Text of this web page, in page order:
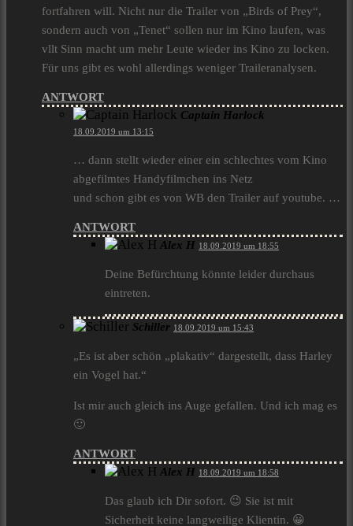
fortfahren will. Nicht nur die Trailer von „Birds of Prey“,
sondern auch von „Tenet“ sollen nur im Kino laufen, was
vllt Sinn macht um mehr Leute wieder ins Kino zu locken.
Für uns gibt es wohl allerdings weniger Traileranalysen.
ANTWORT
Captain Harlock
18.09.2019 um 13:15
… dann stellt wieder einer ein schlechtes vom Kino
abgefilmtes Handyfilmchen ins Netz
und schon gibt es von WB den Trailer auf youtube. …
ANTWORT
Alex H 18.09.2019 um 18:55
Deine Befürchtung könnte leider durchaus
eintreten.
Schiller 18.09.2019 um 15:43
„Es ist aber schön „plakativ“ dargestellt, dass Harley
ein Vogel hat.“
Ist mir auch gleich ins Auge gefallen. Und ich mag es
🙂
ANTWORT
Alex H 18.09.2019 um 18:58
Das glaub ich Dir sofort. 😉 Sie ist mit
Sicherheit keine langweilige Klientin. 😀